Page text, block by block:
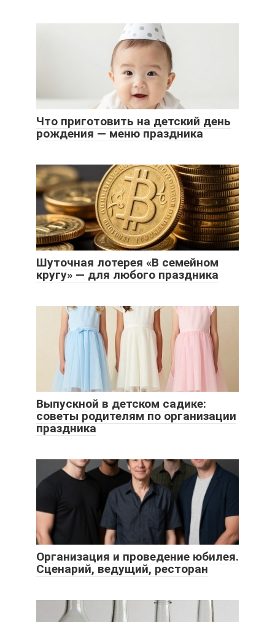
Что приготовить на детский день
рождения — меню праздника
Шуточная лотерея «В семейном
кругу» — для любого праздника
Выпускной в детском садике:
советы родителям по организации
праздника
Организация и проведение юбилея.
Сценарий, ведущий, ресторан